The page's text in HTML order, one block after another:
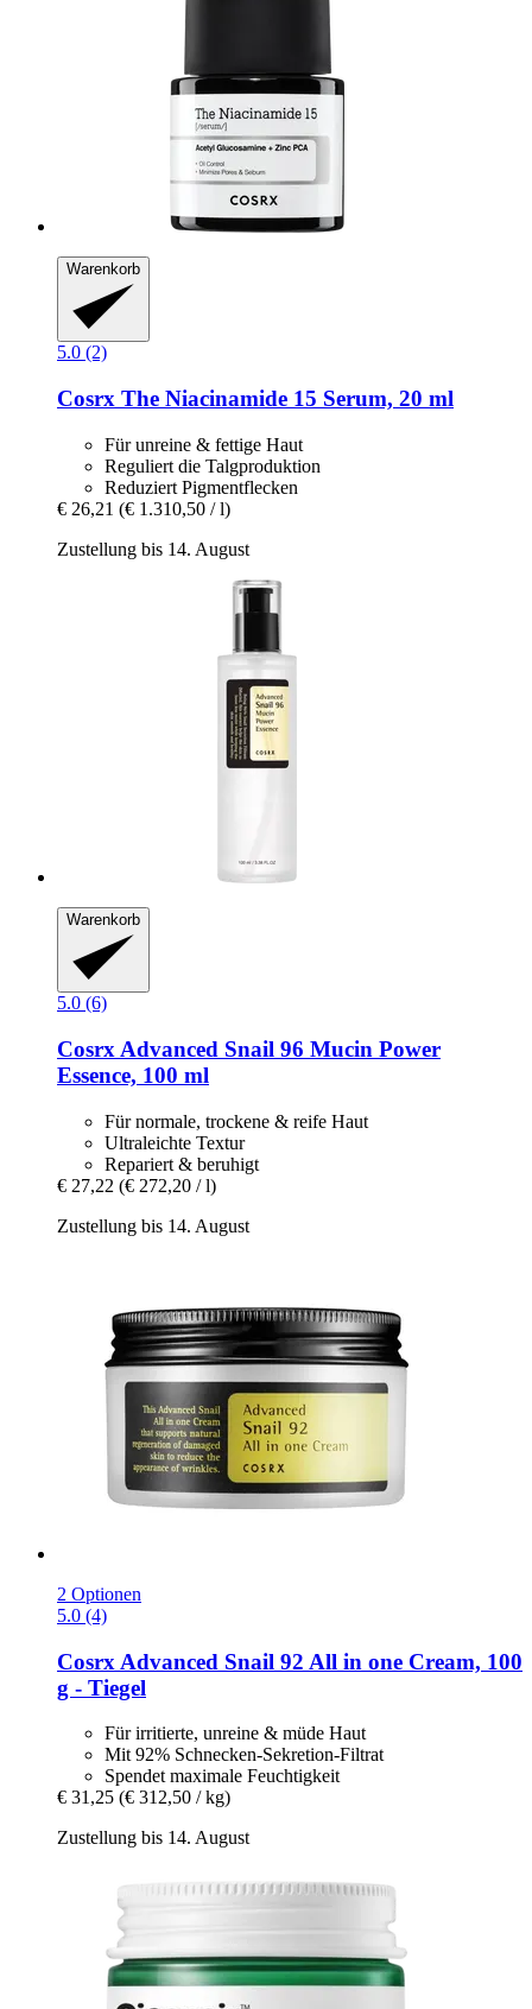
Warenkorb
5.0 (2)
Cosrx The Niacinamide 15 Serum, 20 ml
Für unreine & fettige Haut
Reguliert die Talgproduktion
Reduziert Pigmentflecken
€ 26,21 (€ 1.310,50 / l)
Zustellung bis 14. August
Warenkorb
5.0 (6)
Cosrx Advanced Snail 96 Mucin Power
Essence, 100 ml
Für normale, trockene & reife Haut
Ultraleichte Textur
Repariert & beruhigt
€ 27,22 (€ 272,20 / l)
Zustellung bis 14. August
2 Optionen
5.0 (4)
Cosrx Advanced Snail 92 All in one Cream, 100
g -​ Tiegel
Für irritierte, unreine & müde Haut
Mit 92% Schnecken-Sekretion-Filtrat
Spendet maximale Feuchtigkeit
€ 31,25 (€ 312,50 / kg)
Zustellung bis 14. August